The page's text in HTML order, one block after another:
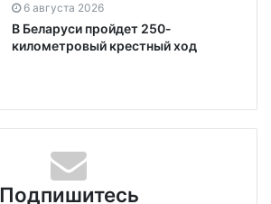
6 августа 2026
В Беларуси пройдет 250-
километровый крестный ход
Подпишитесь